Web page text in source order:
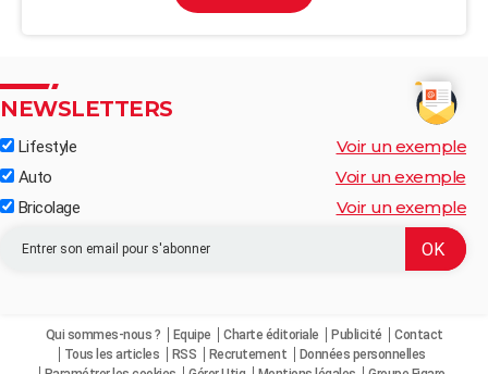
NEWSLETTERS
Lifestyle Voir un exemple
Auto Voir un exemple
Bricolage Voir un exemple
Qui sommes-nous ? Equipe Charte éditoriale Publicité
Contact
Tous les articles
RSS Recrutement
Données personnelles